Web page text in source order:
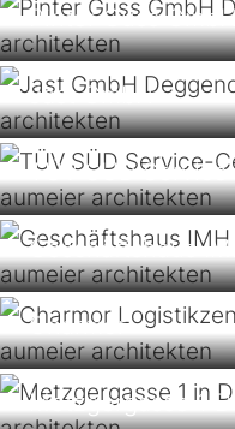
Pinter Guss GmbH
Jast GmbH
TÜV SÜD
Geschäftshaus
Charmor
Metzgergasse 1